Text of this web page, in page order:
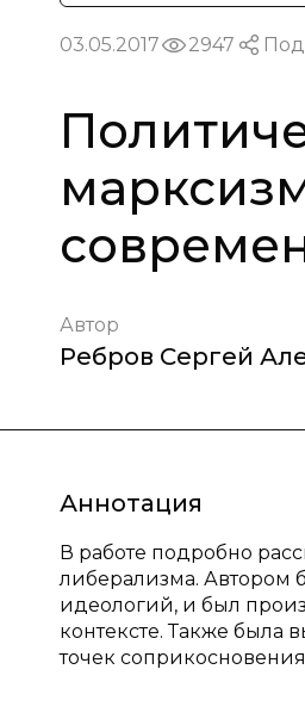
03.05.2017 2947
Автор
Ребров Сергей
Аннотация
В работе подробно
либерализма. Автором
идеологий, и был
контексте. Также была
точек